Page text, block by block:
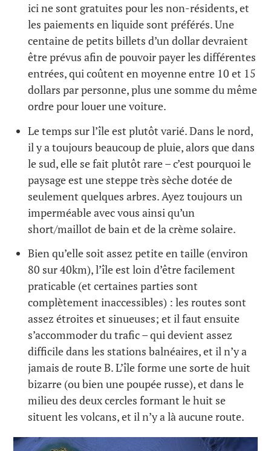
ici ne sont gratuites pour les non-résidents, et
les paiements en liquide sont préférés. Une
centaine de petits billets d’un dollar devraient
être prévus afin de pouvoir payer les différentes
entrées, qui coûtent en moyenne entre 10 et 15
dollars par personne, plus une somme du même
ordre pour louer une voiture.
Le temps sur l’île est plutôt varié. Dans le nord,
il y a toujours beaucoup de pluie, alors que dans
le sud, elle se fait plutôt rare – c’est pourquoi le
paysage est une steppe très sèche dotée de
seulement quelques arbres. Ayez toujours un
imperméable avec vous ainsi qu’un
short/maillot de bain et de la crème solaire.
Bien qu’elle soit assez petite en taille (environ
80 sur 40km), l’île est loin d’être facilement
praticable (et certaines parties sont
complètement inaccessibles) : les routes sont
assez étroites et sinueuses; et il faut ensuite
s’accommoder du trafic – qui devient assez
difficile dans les stations balnéaires, et il n’y a
jamais de route B. L’île forme une sorte de huit
bizarre (ou bien une poupée russe), et dans le
milieu des deux cercles formant le huit se
situent les volcans, et il n’y a là aucune route.